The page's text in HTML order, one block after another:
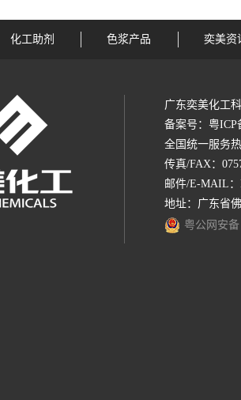
化工助剂 色浆产品 奕美资
广东奕美化工
备案号： 粤ICP
全国统一服务
传真/FAX：
邮件/E-MAIL：
地址：广东省
粤公网安备